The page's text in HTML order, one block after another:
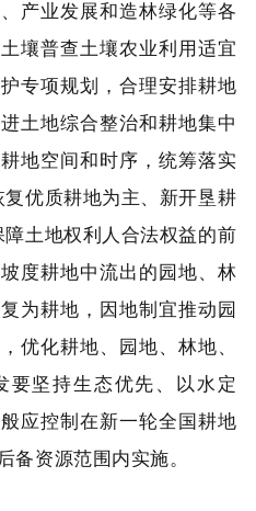
产业发展和造林绿化等各
壤普查土壤农业利用适宜
专项规划，合理安排耕地
土地综合整治和耕地集中
地空间和时序，统筹落实
优质耕地为主、新开垦耕
土地权利人合法权益的前
度耕地中流出的园地、林
为耕地，因地制宜推动园
优化耕地、园地、林地、
要坚持生态优先、以水定
应控制在新一轮全国耕地
备资源范围内实施。